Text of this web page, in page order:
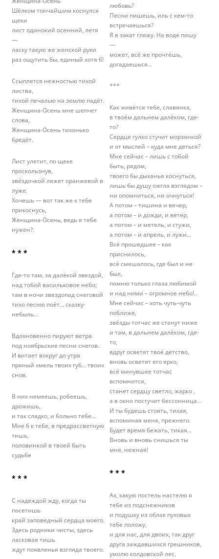
Шёлком тончайшим коснулся
щеки
лист одинокий осенний, летя
—
ласку такую же женской руки
раз ощутить бы, единый хотя б!
Ссыплется нежностью тихой
листва,
тихой печалью на землю падёт.
Женщина-Осень мне шепчет
слова,
Женщина-Осень тихонько
бредёт.
Лист улетит, по щеке
проскользнув,
звёздочкой ляжет оранжевой в
луже.
Хочешь — вот так же к тебе
прикоснусь,
Женщина-Осень, ведь я тебе
нужен?.
* * *
Где-то там, за далёкой звездой,
над тобой васильковое небо;
там в ночи звездопад снеговой
тихо песню поёт… сказку-
небыль…
Вдохновенно пируют ветра
под ноябрьские песни снегов.
И витает вокруг до утра
пряный хмель твоих губ… твоих
снов.
В них немеешь, робеешь,
дрожишь,
и так сладко, и больно тебе…
Мне б к тебе, в предрассветную
тишь,
половинкой в твоей быть
судьбе
* * *
С надеждой жду, когда ты
посетишь
край заповедный сердца моего.
Здесь родники чисты, здесь
ласковая тишь
ждут появленья взгляда твоего.
любовь?
Песни пишешь, иль с кем-то
встречаешься?
Я в закат гляжу. На воде пишу
—
может, всё же прочтёшь,
догадаешься…
***
Как живётся тебе, славянка,
в твоём дальнем далёком, где-
то?
Сердце гулко стучит морзянкой
и от мыслей – куда мне деться?
Мне сейчас – лишь с тобой
быть, рядом,
твоего бы дыханья коснуться,
лишь бы душу ожгла взглядом –
ни опомниться, ни очнуться!
А потом – тишина и вечер,
а потом – и дожди, и ветер,
а потом – и метель, и стужи,
а потом – и апрель, и лужи…
Всё прошедшее – как
приснилось,
всё смешалось, где был и не
был,
помню только глаза любимой
и над ними – огромное небо!..
Мне сейчас – хоть чуть-чуть
поближе,
звёзды тотчас же станут ниже
и там, в дальнем далёком, где-
то,
вдруг осветят твоё детство,
вновь осветят его ярко,
всё минувшее тотчас
вспомнится,
станет сердцу светло, жарко ,
а в окно постучит бессонница…
И ты будешь стоять, тихая,
вспоминая меня, прежнего.
Будет время бежать, тикая…
Вновь и вновь снишься ты
мне, нежная!
* * *
Ах, какую постель настелю я
тебе из подснежников
и подушку из облак пуховых
тебе положу,
и для нас, для двоих, так друг
друга заждавшихся грешников,
умолю колдовской лес,